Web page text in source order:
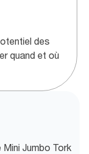
des
quand et où
Jumbo Tork